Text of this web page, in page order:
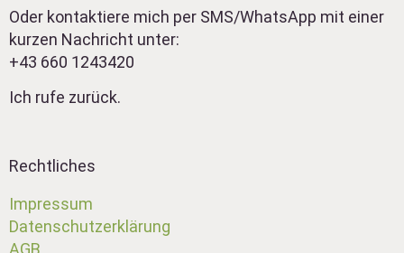
Oder kontaktiere mich per SMS/WhatsApp mit einer
kurzen Nachricht unter:
+43 660 1243420
Ich rufe zurück.
Rechtliches
Impressum
Datenschutzerklärung
AGB